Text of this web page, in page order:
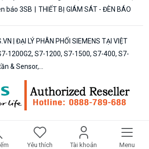
Yêu thích Tài khoản Menu
báo 3SB
THIẾT BỊ GIÁM SÁT - ĐÈN BÁO
| ĐẠI LÝ PHÂN PHỐI SIEMENS TẠI VIỆT
1200G2, S7-1200, S7-1500, S7-400, S7-
& Sensor,...